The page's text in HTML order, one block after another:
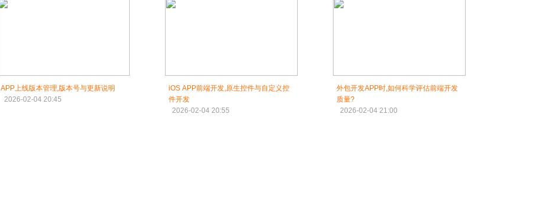
APP上线版本管理,版本号与更新说明
2026-02-04 20:45
iOS APP前端开发,原生控件与自定义控
件开发
2026-02-04 20:55
外包开发APP时,如何科学评估前端开发
质量?
2026-02-04 21:00